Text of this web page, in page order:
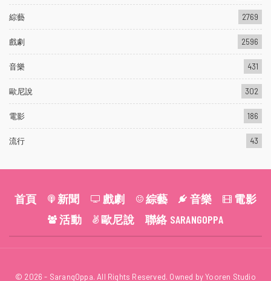
綜藝 2769
戲劇 2596
音樂 431
歐尼說 302
電影 186
流行 43
首頁 新聞 戲劇 綜藝 音樂
電影
活動
歐尼說 聯絡 SARANGOPPA
© 2026 - SarangOppa. All Rights Reserved. Owned by Yooren Studio